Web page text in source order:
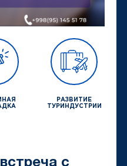
РАЗВИТИЕ
ТУРИНДУСТРИИ
с